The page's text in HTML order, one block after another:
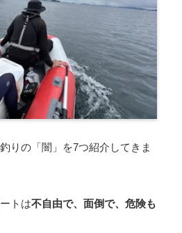
りの「闇」を7つ紹介してきま
トは不自由で、面倒で、危険も